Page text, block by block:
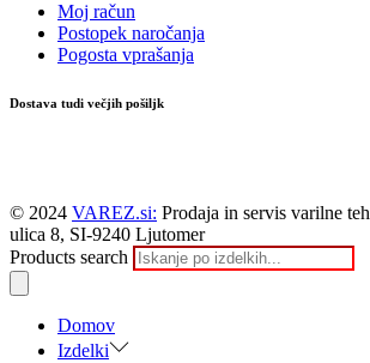
Moj račun
Postopek naročanja
Pogosta vprašanja
Dostava tudi večjih pošiljk
© 2024 VAREZ.si: Prodaja in servis varilne
ulica 8, SI-9240 Ljutomer
Products search
Domov
Izdelki